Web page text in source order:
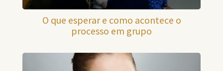
O que esperar e como acontece o
processo em grupo